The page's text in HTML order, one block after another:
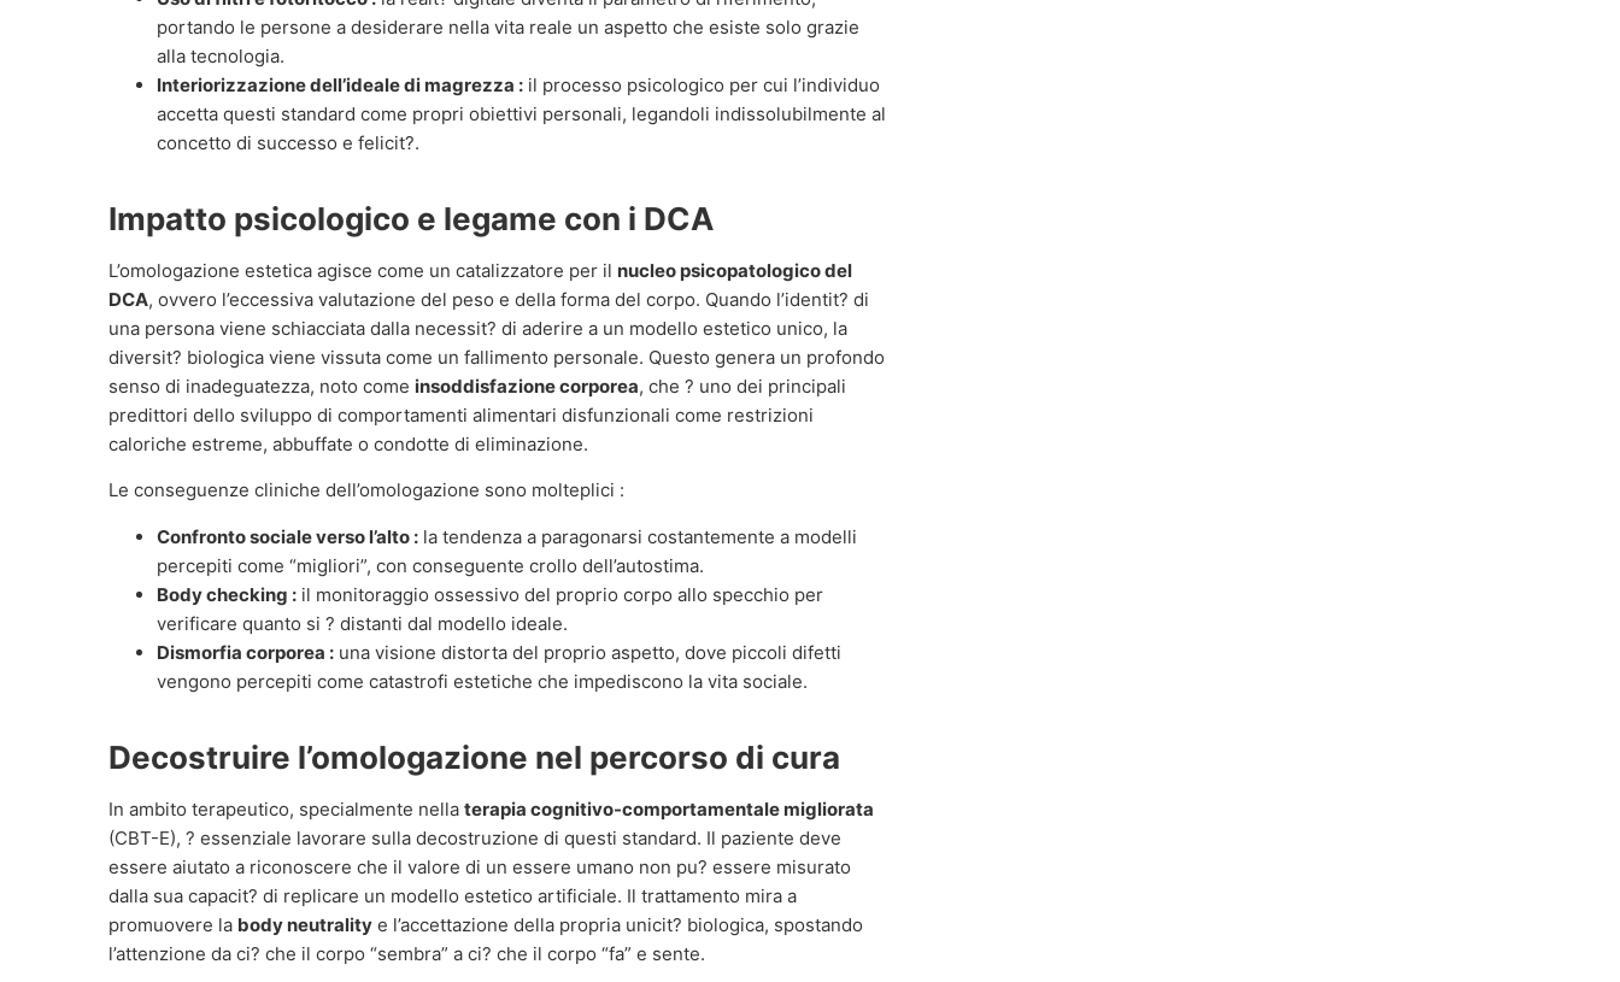
portando le persone a desiderare nella vita reale un aspetto che esiste solo grazie
alla tecnologia.
Interiorizzazione dell’ideale di magrezza : il processo psicologico per cui l’individuo
accetta questi standard come propri obiettivi personali, legandoli indissolubilmente al
concetto di successo e felicit?.
Impatto psicologico e legame con i DCA
L’omologazione estetica agisce come un catalizzatore per il nucleo psicopatologico del
DCA, ovvero l’eccessiva valutazione del peso e della forma del corpo. Quando l’identit? di
una persona viene schiacciata dalla necessit? di aderire a un modello estetico unico, la
diversit? biologica viene vissuta come un fallimento personale. Questo genera un profondo
senso di inadeguatezza, noto come insoddisfazione corporea, che ? uno dei principali
predittori dello sviluppo di comportamenti alimentari disfunzionali come restrizioni
caloriche estreme, abbuffate o condotte di eliminazione.
Le conseguenze cliniche dell’omologazione sono molteplici :
Confronto sociale verso l’alto : la tendenza a paragonarsi costantemente a modelli
percepiti come “migliori”, con conseguente crollo dell’autostima.
Body checking : il monitoraggio ossessivo del proprio corpo allo specchio per
verificare quanto si ? distanti dal modello ideale.
Dismorfia corporea : una visione distorta del proprio aspetto, dove piccoli difetti
vengono percepiti come catastrofi estetiche che impediscono la vita sociale.
Decostruire l’omologazione nel percorso di cura
In ambito terapeutico, specialmente nella terapia cognitivo-comportamentale migliorata
(CBT-E), ? essenziale lavorare sulla decostruzione di questi standard. Il paziente deve
essere aiutato a riconoscere che il valore di un essere umano non pu? essere misurato
dalla sua capacit? di replicare un modello estetico artificiale. Il trattamento mira a
promuovere la body neutrality e l’accettazione della propria unicit? biologica, spostando
l’attenzione da ci? che il corpo “sembra” a ci? che il corpo “fa” e sente.